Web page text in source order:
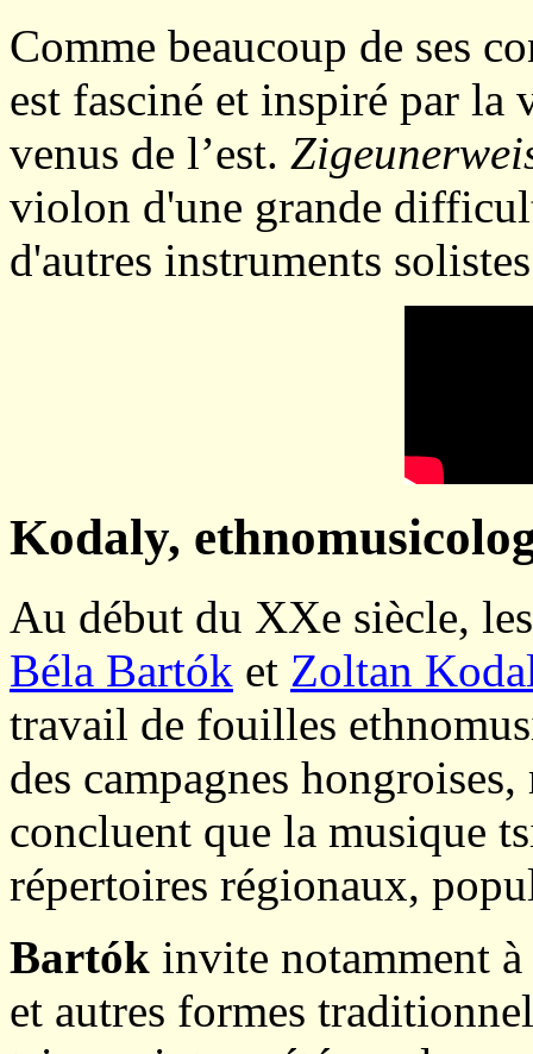
Comme beaucoup de ses
est fasciné et inspiré par la
venus de l’est.
violon d'une grande
d'autres instruments
Kodaly,
Au début du XXe siècle,
Béla Bartók et Zoltan
travail de fouilles
des campagnes
concluent que la musique
répertoires régionaux,
Bartók invite notamment
et autres formes